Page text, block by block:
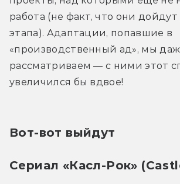
работа (не факт, что они дойдут
этапа). Адаптации, попавшие в
«производственный ад», мы
рассматриваем — с ними этот
увеличился бы вдвое!
Вот-вот выйдут
Сериал «Касл-Рок»